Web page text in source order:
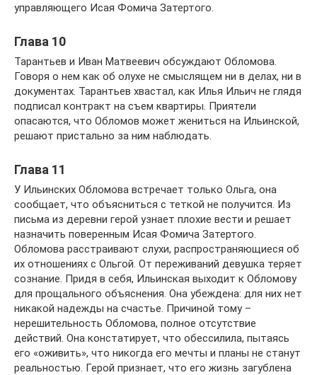
управляющего Исая Фомича Затертого.
Глава 10
Тарантьев и Иван Матвеевич обсуждают Обломова.
Говоря о нем как об олухе не смыслящем ни в делах, ни в
документах. Тарантьев хвастал, как Илья Ильич не глядя
подписал контракт на съем квартиры. Приятели
опасаются, что Обломов может жениться на Ильинской,
решают пристально за ним наблюдать.
Глава 11
У Ильинских Обломова встречает только Ольга, она
сообщает, что объясниться с теткой не получится. Из
письма из деревни герой узнает плохие вести и решает
назначить поверенным Исая Фомича Затертого.
Обломова расстраивают слухи, распространяющиеся об
их отношениях с Ольгой. От переживаний девушка теряет
сознание. Придя в себя, Ильинская выходит к Обломову
для прощального объяснения. Она убеждена: для них нет
никакой надежды на счастье. Причиной тому –
нерешительность Обломова, полное отсутствие
действий. Она констатирует, что обессилила, пытаясь
его «оживить», что никогда его мечты и планы не станут
реальностью. Герой признает, что его жизнь загублена